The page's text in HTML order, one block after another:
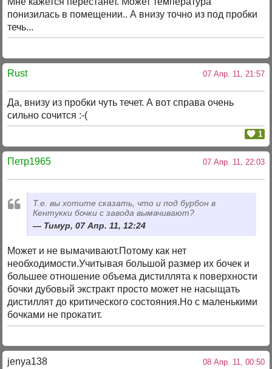
понизилась в помещении.. А внизу точно из под пробки
течь...
Rust 07 Апр. 11, 21:57
Да, внизу из пробки чуть течет. А вот справа очень
сильно сочится :-(
1
Петр1965 07 Апр. 11, 22:03
Т.е. вы хотите сказать, что и под бурбон в
Кентукки бочки с завода вымачивают?
Тимур, 07 Апр. 11, 12:24
Может и не вымачивают.Потому как нет
необходимости.Учитывая большой размер их бочек и
большее отношение объема дистиллята к поверхности
бочки дубовый экстракт просто может не насыщать
дистиллят до критического состояния.Но с маленькими
бочками не прокатит.
jenya138 08 Апр. 11, 00:50